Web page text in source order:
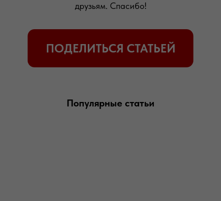
друзьям. Спасибо!
Популярные статьи